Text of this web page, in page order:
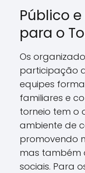
Público
para o
Os
participação
equipes
familiares e
torneio tem o
ambiente de
promovendo
mas também
sociais. Para